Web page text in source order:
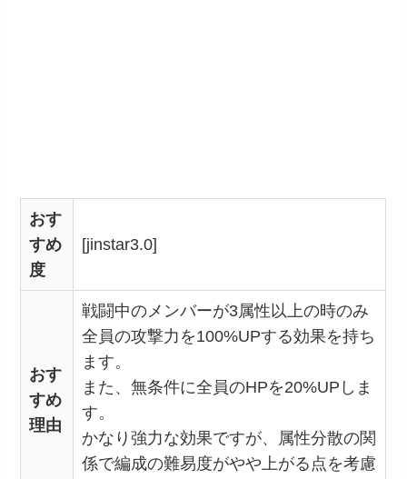
おす
すめ
度
[jinstar3.0]
おす
すめ
理由
戦闘中のメンバーが3属性以上の時のみ
全員の攻撃力を100%UPする効果を持ち
ます。
また、無条件に全員のHPを20%UPしま
す。
かなり強力な効果ですが、属性分散の関
係で編成の難易度がやや上がる点を考慮